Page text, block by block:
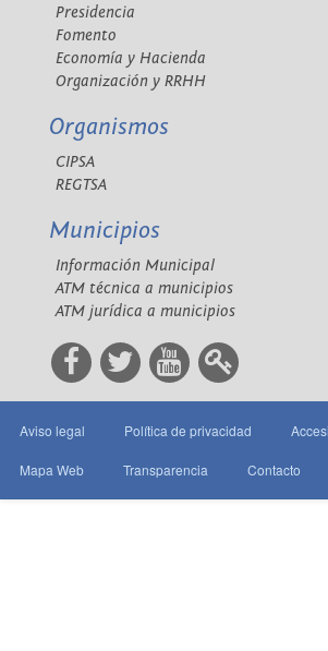
Presidencia
Fomento
Economía y Hacienda
Organización y RRHH
Organismos
CIPSA
REGTSA
Municipios
Información Municipal
ATM técnica a municipios
ATM jurídica a municipios
Aviso legal Política de privacidad
Mapa Web Transparencia Contacto